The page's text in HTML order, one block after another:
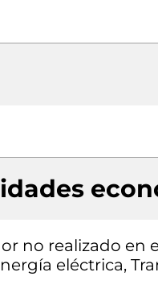
no realizado en
eléctrica,